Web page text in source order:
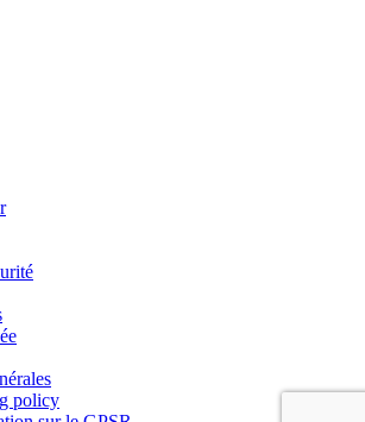
policy